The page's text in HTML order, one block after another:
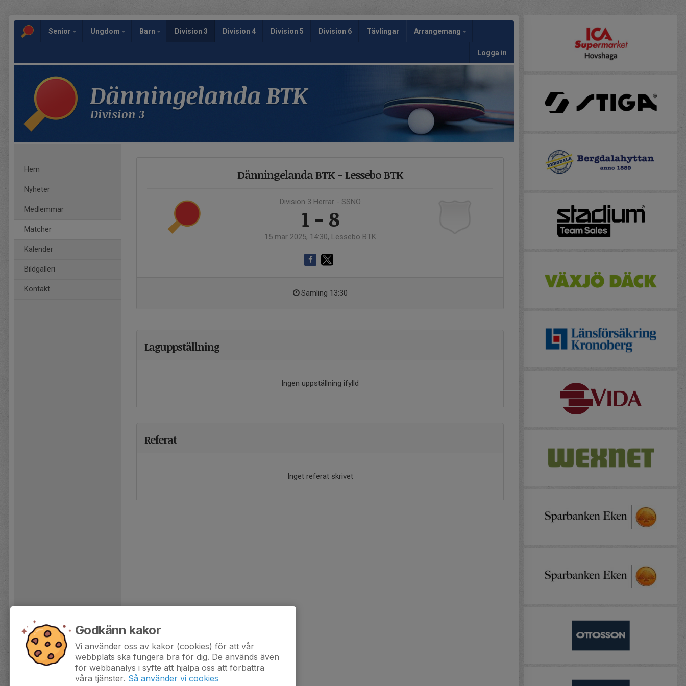
Senior Ungdom Barn Division 3 Division 4 Division 5 Division 6 Tävlingar Arrangemang
Logga in
Dänningelanda BTK
Division 3
Hem
Nyheter
Medlemmar
Matcher
Kalender
Bildgalleri
Kontakt
Dänningelanda BTK - Lessebo BTK
Division 3 Herrar - SSNÖ
1 - 8
15 mar 2025, 14:30, Lessebo BTK
Samling 13:30
Laguppställning
Ingen uppställning ifylld
Referat
Inget referat skrivet
Godkänn kakor
Vi använder oss av kakor (cookies) för att vår
webbplats ska fungera bra för dig. De används även
för webbanalys i syfte att hjälpa oss att förbättra
våra tjänster. Så använder vi cookies